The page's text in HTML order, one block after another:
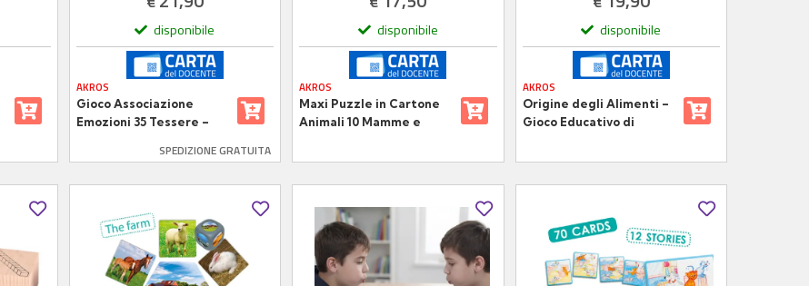
disponibile
AKROS
Gioco Associazione
Emozioni 35 Tessere –
Emozioni GiocandoSPEDIZIONE GRATUITA
disponibile
AKROS
Maxi Puzzle in Cartone
Animali 10 Mamme e
disponibile
AKROS
Origine degli Alimenti –
Gioco Educativo di